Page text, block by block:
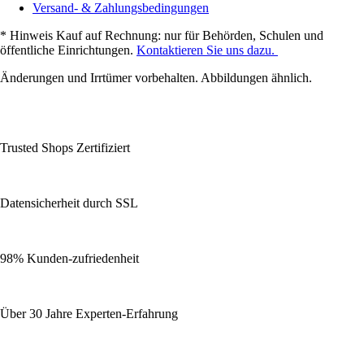
Versand- & Zahlungsbedingungen
* Hinweis Kauf auf Rechnung: nur für Behörden, Schulen und
öffentliche Einrichtungen. Kontaktieren Sie uns dazu.
Änderungen und Irrtümer vorbehalten. Abbildungen ähnlich.
Trusted Shops Zertifiziert
Datensicherheit durch SSL
98% Kunden-zufriedenheit
Über 30 Jahre Experten-Erfahrung